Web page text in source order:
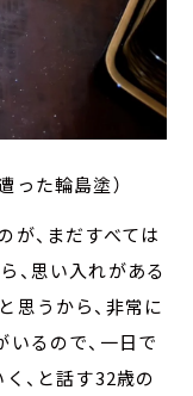
た輪島塗）
が、まだすべては
、思い入れがある
思うから、非常に
いるので、一日で
、と話す32歳の